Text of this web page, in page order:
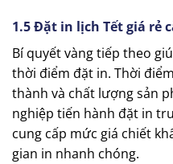
1.5 Đặt in lịch Tết giá rẻ
Bí quyết vàng tiếp theo
thời điểm đặt in. Thời
thành và chất lượng sản
nghiệp tiến hành đặt in
cung cấp mức giá chiết
gian in nhanh chóng.